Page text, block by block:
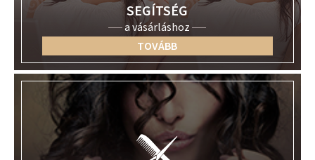
SEGÍTSÉG
a vásárláshoz
TOVÁBB